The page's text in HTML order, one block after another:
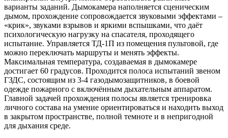
варианты заданий. Дымокамера наполняется сценическим
дымом, прохождение сопровождается звуковыми эффектами –
«крик», звуками взрывов и яркими вспышками, что даёт
психологическую нагрузку на спасателя, проходящего
испытание. Управляется ТД-1П из помещения пультовой, где
можно переключать маршруты и менять эффекты.
Максимальная температура, создаваемая в дымокамере
достигает 60 градусов. Проходится полоса испытаний звеном
ГЗДС, состоящим из 3-4 газодымозащитников, в боевой
одежде пожарного с включённым дыхательным аппаратом.
Главной задачей прохождения полосы является тренировка
личного состава на умение ориентироваться и находить выход
в закрытом пространстве, полной темноте и в непригодной
для дыхания среде.